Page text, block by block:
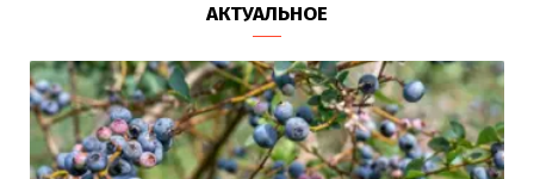
АКТУАЛЬНОЕ